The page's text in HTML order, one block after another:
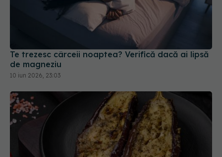
Te trezesc cârceii noaptea? Verifică dacă ai lipsă